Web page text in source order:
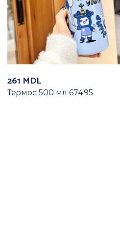
261 MDL
Термос 500 мл 67495